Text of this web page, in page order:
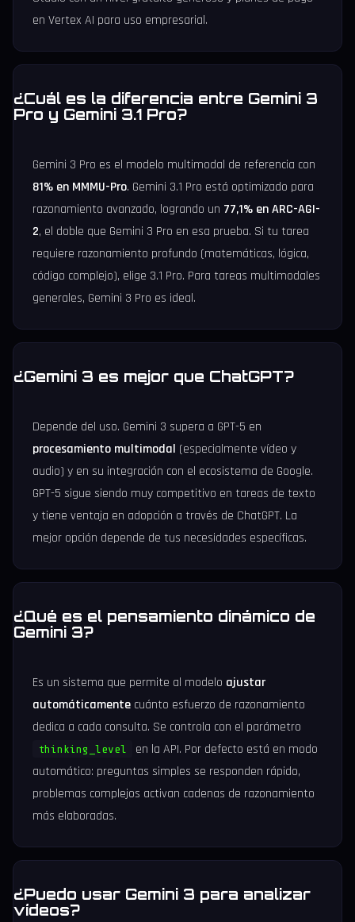
en Vertex AI para uso empresarial.
¿Cuál es la diferencia entre Gemini 3
Pro y Gemini 3.1 Pro?
Gemini 3 Pro es el modelo multimodal de referencia con
81% en MMMU-Pro. Gemini 3.1 Pro está optimizado para
razonamiento avanzado, logrando un 77,1% en ARC-AGI-
2, el doble que Gemini 3 Pro en esa prueba. Si tu tarea
requiere razonamiento profundo (matemáticas, lógica,
código complejo), elige 3.1 Pro. Para tareas multimodales
generales, Gemini 3 Pro es ideal.
¿Gemini 3 es mejor que ChatGPT?
Depende del uso. Gemini 3 supera a GPT-5 en
procesamiento multimodal (especialmente vídeo y
audio) y en su integración con el ecosistema de Google.
GPT-5 sigue siendo muy competitivo en tareas de texto
y tiene ventaja en adopción a través de ChatGPT. La
mejor opción depende de tus necesidades específicas.
¿Qué es el pensamiento dinámico de
Gemini 3?
Es un sistema que permite al modelo ajustar
automáticamente cuánto esfuerzo de razonamiento
dedica a cada consulta. Se controla con el parámetro
thinking_level
en la API. Por defecto está en modo
automático: preguntas simples se responden rápido,
problemas complejos activan cadenas de razonamiento
más elaboradas.
¿Puedo usar Gemini 3 para analizar
vídeos?